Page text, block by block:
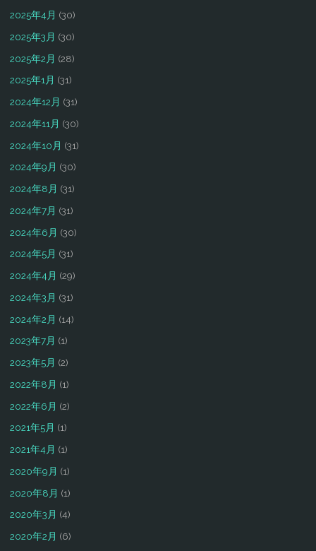
2025年4月 (30)
2025年3月 (30)
2025年2月 (28)
2025年1月 (31)
2024年12月 (31)
2024年11月 (30)
2024年10月 (31)
2024年9月 (30)
2024年8月 (31)
2024年7月 (31)
2024年6月 (30)
2024年5月 (31)
2024年4月 (29)
2024年3月 (31)
2024年2月 (14)
2023年7月 (1)
2023年5月 (2)
2022年8月 (1)
2022年6月 (2)
2021年5月 (1)
2021年4月 (1)
2020年9月 (1)
2020年8月 (1)
2020年3月 (4)
2020年2月 (6)